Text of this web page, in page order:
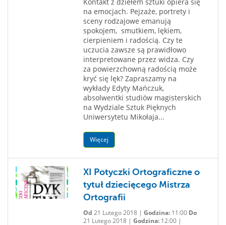
na emocjach. Pejzaże, portrety i
sceny rodzajowe emanują
spokojem, smutkiem, lękiem,
cierpieniem i radością. Czy te
uczucia zawsze są prawidłowo
interpretowane przez widza. Czy
za powierzchowną radością może
kryć się lęk? Zapraszamy na
wykłady Edyty Mańczuk,
absolwentki studiów magisterskich
na Wydziale Sztuk Pięknych
Uniwersytetu Mikołaja...
Więcej
XI Potyczki Ortograficzne o
tytuł dziecięcego Mistrza
Ortografii
Od 21 Lutego 2018 | Godzina:11:00 Do
21 Lutego 2018 | Godzina:12:00 |